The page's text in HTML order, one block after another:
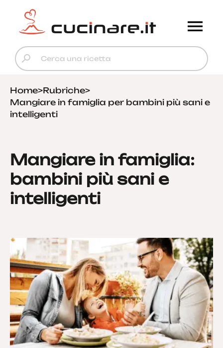
Home>Rubriche>
Mangiare in famiglia per bambini più sani e
intelligenti
Mangiare in famiglia:
bambini più sani e
intelligenti